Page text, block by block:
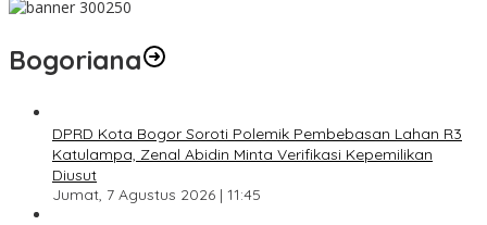
Bogoriana
DPRD Kota Bogor Soroti Polemik Pembebasan Lahan R3
Katulampa, Zenal Abidin Minta Verifikasi Kepemilikan
Diusut
Jumat, 7 Agustus 2026 | 11:45